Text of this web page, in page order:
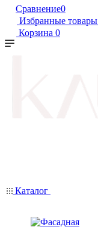
Сравнение0
Избранные товары
Корзина 0
Каталог